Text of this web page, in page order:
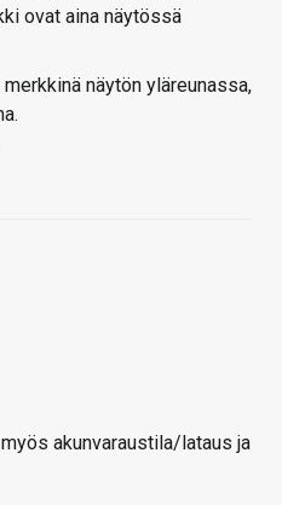
ovat aina näytössä
näytön yläreunassa,
akunvaraustila/lataus ja